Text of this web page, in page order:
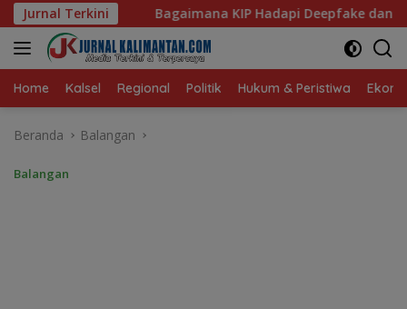
Langsung
ke
konten
Jurnal Terkini
KIP Hadapi Deepfake dan Hoaks? Dari Ruang
Home Kalsel Regional Politik Hukum & Peristiwa
Beranda Balangan
Balangan